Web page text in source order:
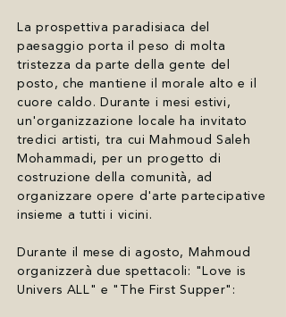
La prospettiva paradisiaca del
paesaggio porta il peso di molta
tristezza da parte della gente del
posto, che mantiene il morale alto e il
cuore caldo. Durante i mesi estivi,
un'organizzazione locale ha invitato
tredici artisti, tra cui Mahmoud Saleh
Mohammadi, per un progetto di
costruzione della comunità, ad
organizzare opere d'arte partecipative
insieme a tutti i vicini.
Durante il mese di agosto, Mahmoud
organizzerà due spettacoli: "Love is
Univers ALL" e "The First Supper":